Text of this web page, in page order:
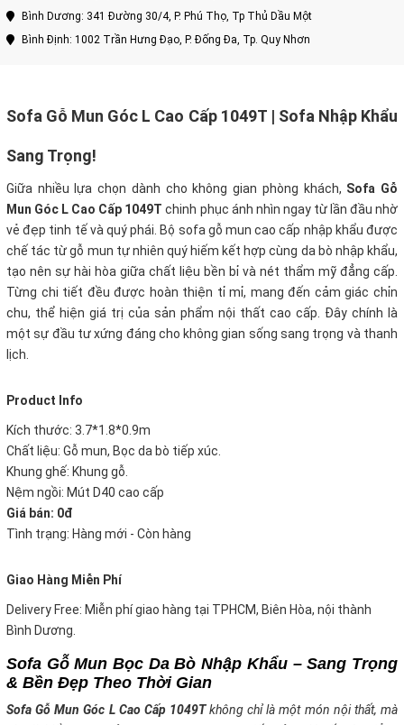
Bình Dương: 341 Đường 30/4, P. Phú Thọ, Tp Thủ Dầu Một
Bình Định: 1002 Trần Hưng Đạo, P. Đống Đa, Tp. Quy Nhơn
Sofa Gỗ Mun Góc L Cao Cấp 1049T | Sofa Nhập Khẩu
Sang Trọng!
Giữa nhiều lựa chọn dành cho không gian phòng khách, Sofa Gỗ
Mun Góc L Cao Cấp 1049T chinh phục ánh nhìn ngay từ lần đầu nhờ
vẻ đẹp tinh tế và quý phái. Bộ sofa gỗ mun cao cấp nhập khẩu được
chế tác từ gỗ mun tự nhiên quý hiếm kết hợp cùng da bò nhập khẩu,
tạo nên sự hài hòa giữa chất liệu bền bỉ và nét thẩm mỹ đẳng cấp.
Từng chi tiết đều được hoàn thiện tỉ mỉ, mang đến cảm giác chỉn
chu, thể hiện giá trị của sản phẩm nội thất cao cấp. Đây chính là
một sự đầu tư xứng đáng cho không gian sống sang trọng và thanh
lịch.
Product Info
Kích thước: 3.7*1.8*0.9m
Chất liệu: Gỗ mun, Bọc da bò tiếp xúc.
Khung ghế: Khung gỗ.
Nệm ngồi: Mút D40 cao cấp
Giá bán: 0đ
Tình trạng: Hàng mới - Còn hàng
Giao Hàng Miễn Phí
Delivery Free: Miễn phí giao hàng tại TPHCM, Biên Hòa, nội thành
Bình Dương.
Sofa Gỗ Mun Bọc Da Bò Nhập Khẩu – Sang Trọng
& Bền Đẹp Theo Thời Gian
Sofa Gỗ Mun Góc L Cao Cấp 1049Tkhông chỉ là một món nội thất, mà